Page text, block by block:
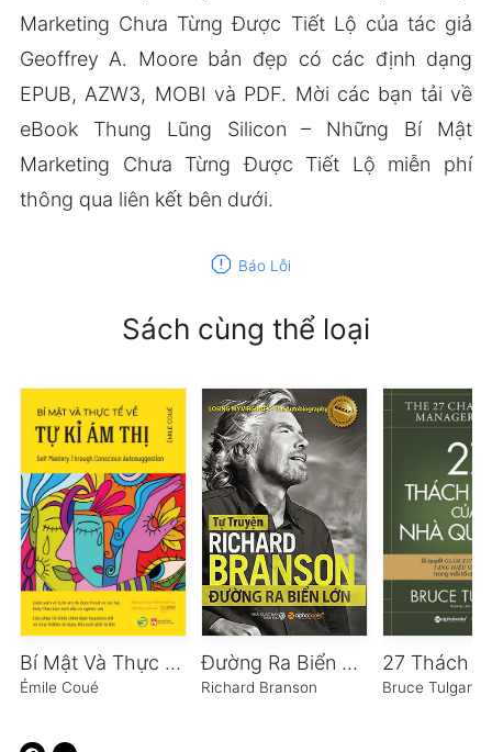
Marketing Chưa Từng Được Tiết Lộ của tác giả
Geoffrey A. Moore bản đẹp có các định dạng
EPUB, AZW3, MOBI và PDF. Mời các bạn tải về
eBook Thung Lũng Silicon – Những Bí Mật
Marketing Chưa Từng Được Tiết Lộ miễn phí
thông qua liên kết bên dưới.
report Báo Lỗi
Sách cùng thể loại
Bí Mật Và Thực Tế Về Tự Kỉ Ám Thị
Émile Coué
Đường Ra Biển Lớn
Richard Branson Bruce Tulgan